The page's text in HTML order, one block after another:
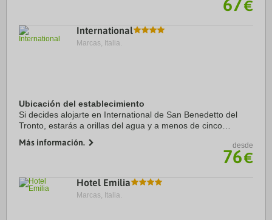
67€
International
Marcas, Italia.
Ubicación del establecimiento
Si decides alojarte en International de San Benedetto del
Tronto, estarás a orillas del agua y a menos de cinco
Palme. Además, este hotel de playa ...
Más información. desde
76€
Hotel Emilia
Marcas, Italia.